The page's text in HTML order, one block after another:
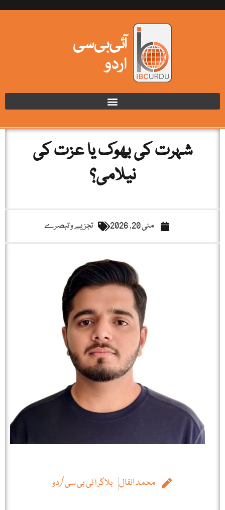
شہرت کی بھوک یا عزت کی
نیلامی؟
مئی 20, 2026 تجزیے و تبصرے
محمد انفال بلاگر آئی بی سی اُردو